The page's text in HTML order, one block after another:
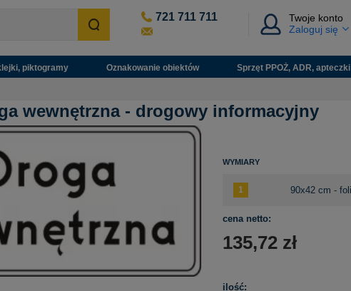
721 711 711
Twoje konto
Zaloguj się
piktogramy Oznakowanie obiektów Sprzęt PPOŻ, ADR, apteczki
wewnętrzna - drogowy informacyjny
WYMIARY
cena netto:
135,72 zł
ilość: